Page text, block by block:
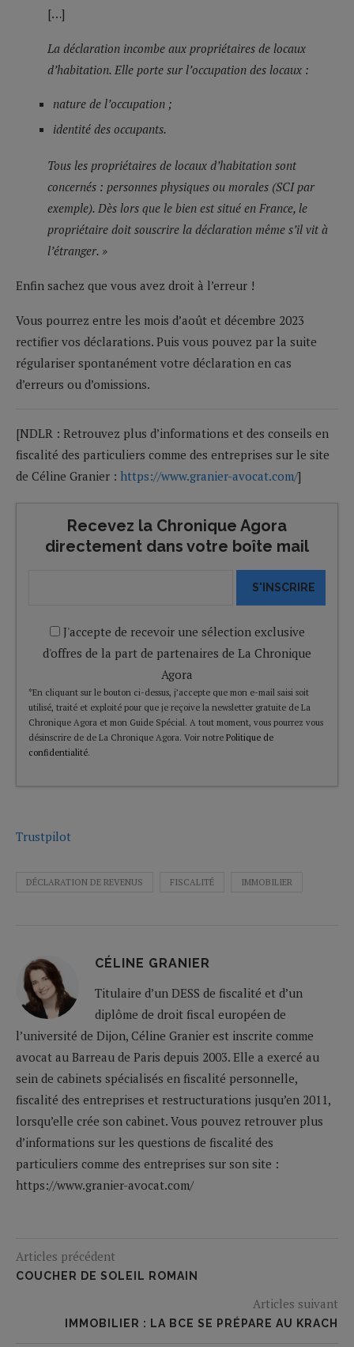
[…]
La déclaration incombe aux propriétaires de locaux
d’habitation. Elle porte sur l’occupation des locaux :
nature de l’occupation ;
identité des occupants.
Tous les propriétaires de locaux d’habitation sont
concernés : personnes physiques ou morales (SCI par
exemple). Dès lors que le bien est situé en France, le
propriétaire doit souscrire la déclaration même s’il vit à
l’étranger. »
Enfin sachez que vous avez droit à l’erreur !
Vous pourrez entre les mois d’août et décembre 2023
rectifier vos déclarations. Puis vous pouvez par la suite
régulariser spontanément votre déclaration en cas
d’erreurs ou d’omissions.
[NDLR : Retrouvez plus d’informations et des conseils en
fiscalité des particuliers comme des entreprises sur le site
de Céline Granier : https://www.granier-avocat.com/]
Recevez la Chronique Agora
directement dans votre boîte mail
S'INSCRIRE
J'accepte de recevoir une sélection exclusive
d'offres de la part de partenaires de La Chronique
Agora
*En cliquant sur le bouton ci-dessus, j’accepte que mon e-mail saisi soit
utilisé, traité et exploité pour que je reçoive la newsletter gratuite de La
Chronique Agora et mon Guide Spécial. A tout moment, vous pourrez vous
désinscrire de de La Chronique Agora. Voir notre Politique de
confidentialité.
Trustpilot
DÉCLARATION DE REVENUS FISCALITÉ IMMOBILIER
CÉLINE GRANIER
Titulaire d’un DESS de fiscalité et d’un
diplôme de droit fiscal européen de
l’université de Dijon, Céline Granier est inscrite comme
avocat au Barreau de Paris depuis 2003. Elle a exercé au
sein de cabinets spécialisés en fiscalité personnelle,
fiscalité des entreprises et restructurations jusqu’en 2011,
lorsqu’elle crée son cabinet. Vous pouvez retrouver plus
d’informations sur les questions de fiscalité des
particuliers comme des entreprises sur son site :
https://www.granier-avocat.com/
Articles précédent
COUCHER DE SOLEIL ROMAIN
Articles suivant
IMMOBILIER : LA BCE SE PRÉPARE AU KRACH